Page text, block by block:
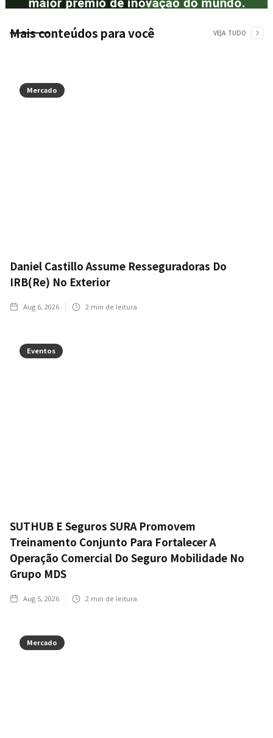
Mais conteúdos para você VEJA TUDO
Mercado
Daniel Castillo Assume Resseguradoras Do
IRB(Re) No Exterior
Aug 6, 2026 2 min de leitura
Eventos
SUTHUB E Seguros SURA Promovem
Treinamento Conjunto Para Fortalecer A
Operação Comercial Do Seguro Mobilidade No
Grupo MDS
Aug 5, 2026 2 min de leitura
Mercado